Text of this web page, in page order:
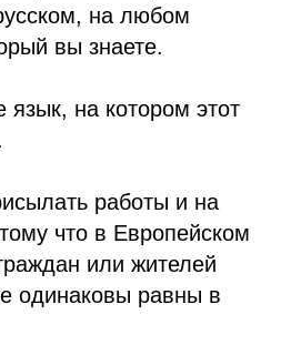
на любом
вы знаете.
на котором этот
работы и на
что в Европейском
или жителей
одинаковы равны в